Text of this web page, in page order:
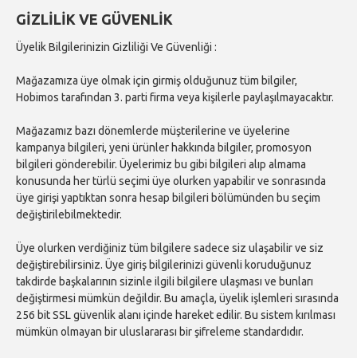
GIZLILIK VE GÜVENLIK
Üyelik Bilgilerinizin Gizliliği Ve Güvenliği :
Mağazamıza üye olmak için girmiş olduğunuz tüm bilgiler,
Hobimos tarafından 3. parti firma veya kişilerle paylaşılmayacaktır.
Mağazamız bazı dönemlerde müşterilerine ve üyelerine
kampanya bilgileri, yeni ürünler hakkında bilgiler, promosyon
bilgileri gönderebilir. Üyelerimiz bu gibi bilgileri alıp almama
konusunda her türlü seçimi üye olurken yapabilir ve sonrasında
üye girişi yaptıktan sonra hesap bilgileri bölümünden bu seçim
değiştirilebilmektedir.
Üye olurken verdiğiniz tüm bilgilere sadece siz ulaşabilir ve siz
değiştirebilirsiniz. Üye giriş bilgilerinizi güvenli koruduğunuz
takdirde başkalarının sizinle ilgili bilgilere ulaşması ve bunları
değiştirmesi mümkün değildir. Bu amaçla, üyelik işlemleri sırasında
256 bit SSL güvenlik alanı içinde hareket edilir. Bu sistem kırılması
mümkün olmayan bir uluslararası bir şifreleme standardıdır.